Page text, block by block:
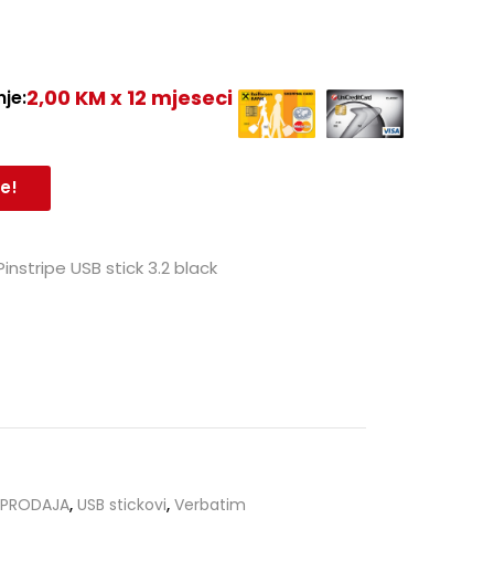
2,00 KM x 12 mjeseci
USB stick 3.2 black
, USB stickovi, Verbatim